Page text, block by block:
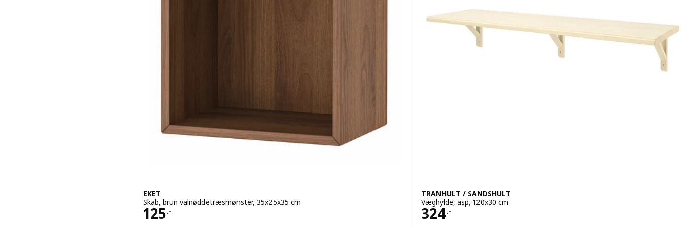
EKET
Skab, brun valnøddetræsmønster, 35x25x35 cm
125.-
Pris 125.-
TRANHULT / SANDSHULT
Væghylde, asp, 120x30 cm
324.-
Pris 324.-